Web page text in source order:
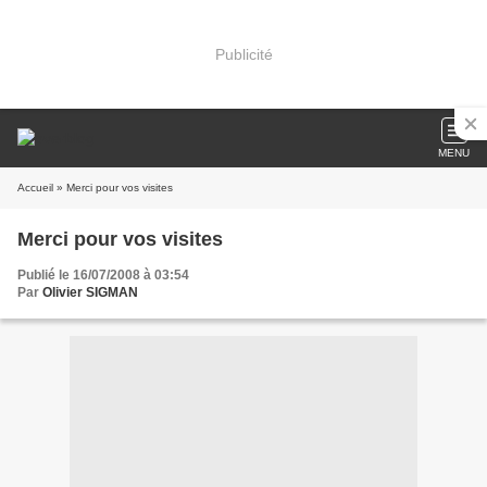
Publicité
MENU
Accueil » Merci pour vos visites
Merci pour vos visites
Publié le 16/07/2008 à 03:54
Par Olivier SIGMAN